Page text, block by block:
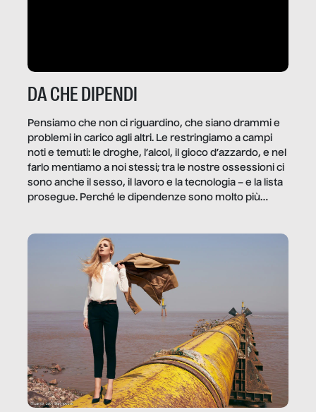
DA CHE DIPENDI
Pensiamo che non ci riguardino, che siano drammi e
problemi in carico agli altri. Le restringiamo a campi
noti e temuti: le droghe, l’alcol, il gioco d’azzardo, e nel
farlo mentiamo a noi stessi; tra le nostre ossessioni ci
sono anche il sesso, il lavoro e la tecnologia – e la lista
prosegue. Perché le dipendenze sono molto più
trae un guadagno. In questo reportage vediamo
quale e come.